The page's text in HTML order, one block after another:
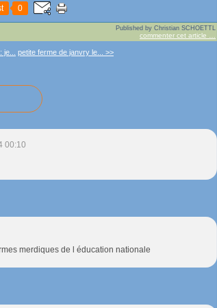
0
Published by Christian SCHOETTL
commenter cet article
petite ferme de janvry le... >>
00:10
merdiques de l éducation nationale